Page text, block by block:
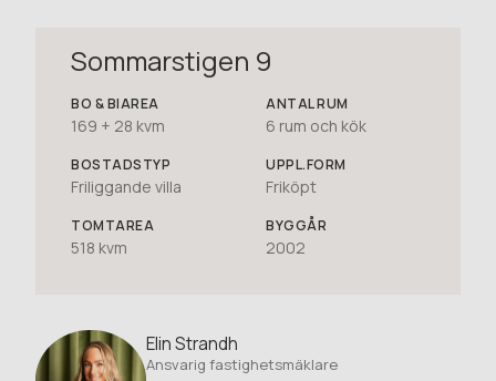
Sommarstigen 9
BO & BIAREA
169 + 28 kvm
ANTAL RUM
6 rum och kök
BOSTADSTYP
Friliggande villa
UPPL.FORM
Friköpt
TOMTAREA
518 kvm
BYGGÅR
2002
Elin Strandh
Ansvarig fastighetsmäklare